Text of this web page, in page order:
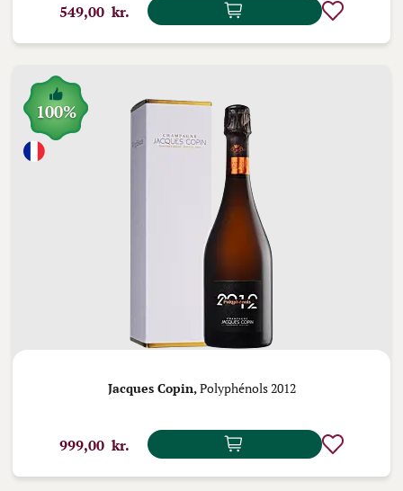
549,00 kr.
100%
Jacques Copin,Polyphénols 2012
999,00 kr.